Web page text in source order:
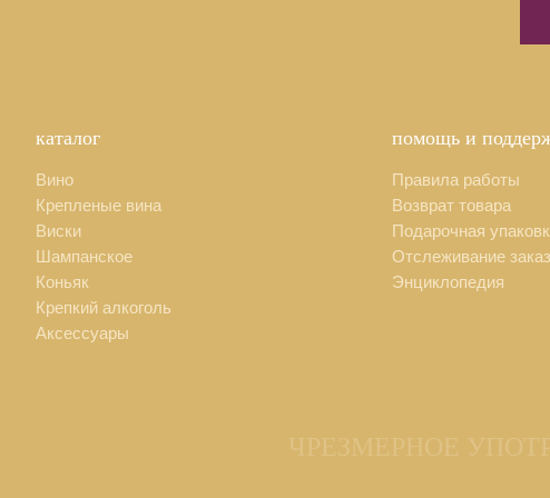
каталог
Вино
Крепленые вина
Виски
Шампанское
Коньяк
Крепкий алкоголь
Аксессуары
помощь и
Правила работы
Возврат товара
Подарочная
Отслеживание
Энциклопедия
ЧРЕЗМЕРНОЕ